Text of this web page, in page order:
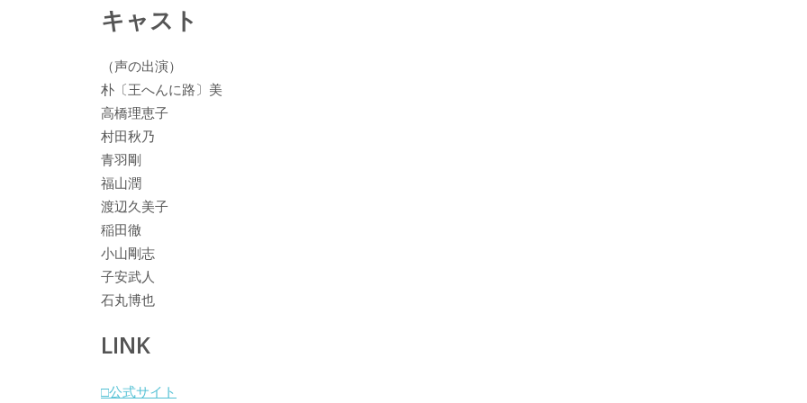
キャスト
（声の出演）
朴〔王へんに路〕美
高橋理恵子
村田秋乃
青羽剛
福山潤
渡辺久美子
稲田徹
小山剛志
子安武人
石丸博也
LINK
□公式サイト